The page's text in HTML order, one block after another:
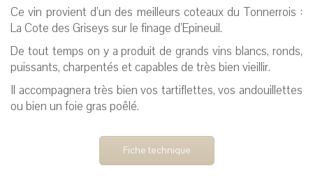
Ce vin provient d’un des meilleurs coteaux du Tonnerrois :
La Cote des Griseys sur le finage d’Epineuil.
De tout temps on y a produit de grands vins blancs, ronds,
puissants, charpentés et capables de très bien vieillir.
Il accompagnera très bien vos tartiflettes, vos andouillettes
ou bien un foie gras poêlé.
Fiche technique